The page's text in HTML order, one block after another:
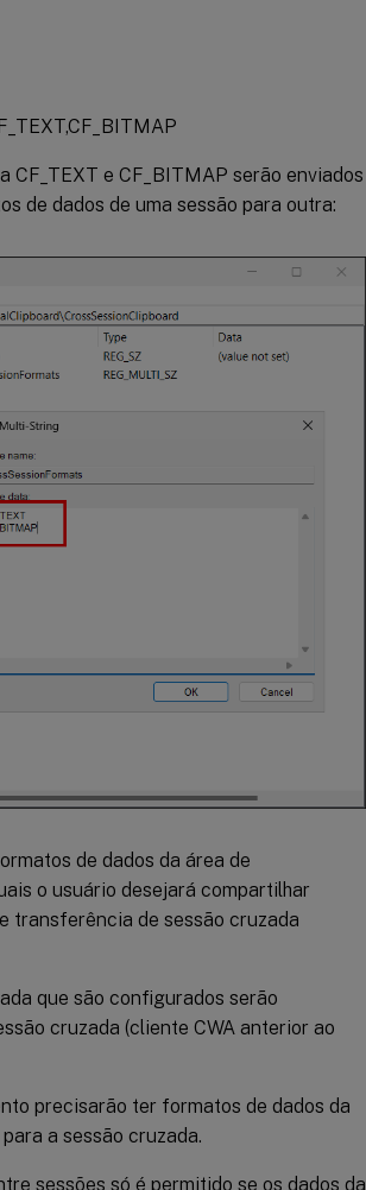
CF_TEXT e CF_BITMAP serão enviados
de dados de uma sessão para outra:
de dados da área de
o usuário desejará compartilhar
transferência de sessão cruzada
que são configurados serão
cruzada (cliente CWA anterior ao
precisarão ter formatos de dados da
a sessão cruzada.
sessões só é permitido se os dados da